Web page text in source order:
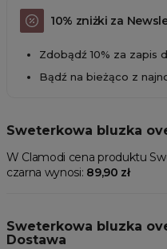
10% zniżki za
Zdobądź 10% za zapis
Bądź na bieżąco z
Sweterkowa bluzka
W Clamodi cena produktu
czarna wynosi: 89,90 zł
Sweterkowa bluzka
Dostawa